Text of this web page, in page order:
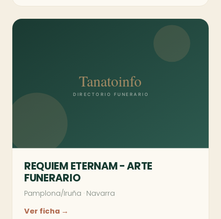
REQUIEM ETERNAM - ARTE
FUNERARIO
Pamplona/Iruña · Navarra
Ver ficha →